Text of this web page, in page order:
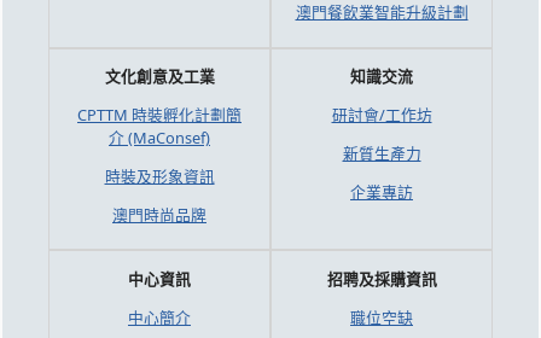
澳門餐飲業智能升級計劃
文化創意及工業
CPTTM 時裝孵化計劃簡
介 (MaConsef)
時裝及形象資訊
澳門時尚品牌
知識交流
研討會/工作坊
新質生產力
企業專訪
中心資訊
中心簡介
招聘及採購資訊
職位空缺